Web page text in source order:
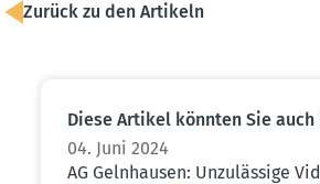
Zurück zu den Artikeln
Diese Artikel könnten Sie
04. Juni 2024
AG Gelnhausen: Unzulässige